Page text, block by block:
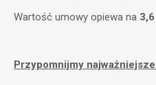
Wartość umowy opiewa na
Przypomnijmy